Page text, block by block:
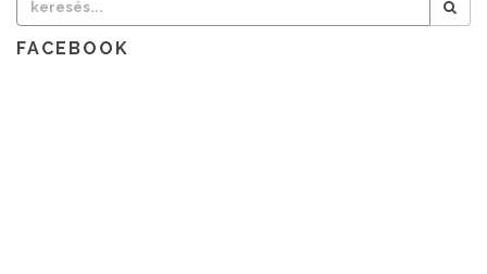
FACEBOOK